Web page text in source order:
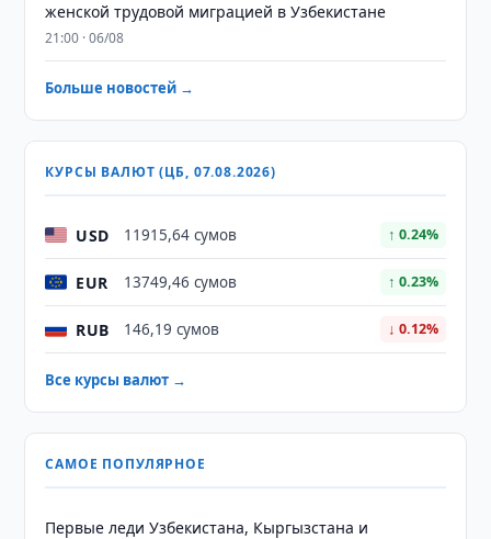
женской трудовой миграцией в Узбекистане
21:00 · 06/08
Больше новостей →
КУРСЫ ВАЛЮТ (ЦБ, 07.08.2026)
USD 11915,64 сумов ↑ 0.24%
EUR 13749,46 сумов ↑ 0.23%
RUB 146,19 сумов ↓ 0.12%
Все курсы валют →
САМОЕ ПОПУЛЯРНОЕ
Первые леди Узбекистана, Кыргызстана и